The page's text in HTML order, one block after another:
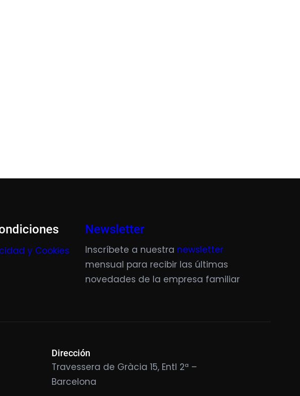
y Cookies
Newsletter
Inscríbete a nuestra newsletter
mensual para recibir las últimas
novedades de la empresa familiar
Dirección
Travessera de Gràcia 15, Entl 2ª –
Barcelona